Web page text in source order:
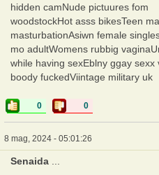
hidden camNude pictuures fom
woodstockHot asss bikesTeen
masturbationAsiwn female
mo adultWomens rubbig
while having sexEblny ggay
boody fuckedViintage military uk
0 0
8 mag, 2024 - 05:01:26
Senaida